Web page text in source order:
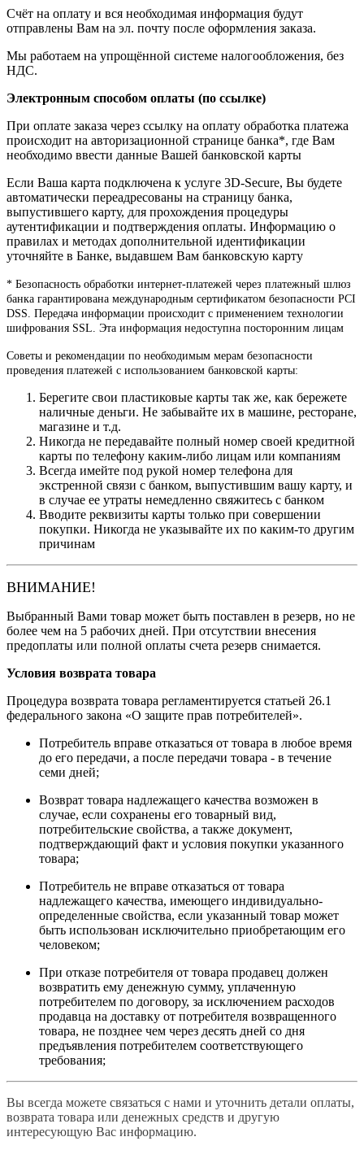
Счёт на оплату и вся необходимая информация будут
отправлены Вам на эл. почту после оформления заказа.
Мы работаем на упрощённой системе налогообложения, без
НДС.
Электронным способом оплаты (по ссылке)
При оплате заказа через ссылку на оплату обработка платежа
происходит на авторизационной странице банка*, где Вам
необходимо ввести данные Вашей банковской карты
Если Ваша карта подключена к услуге 3D-Secure, Вы будете
автоматически переадресованы на страницу банка,
выпустившего карту, для прохождения процедуры
аутентификации и подтверждения оплаты. Информацию о
правилах и методах дополнительной идентификации
уточняйте в Банке, выдавшем Вам банковскую карту
* Безопасность обработки интернет-платежей через платежный шлюз
банка гарантирована международным сертификатом безопасности PCI
DSS. Передача информации происходит с применением технологии
шифрования SSL. Эта информация недоступна посторонним лицам
Советы и рекомендации по необходимым мерам безопасности
проведения платежей с использованием банковской карты:
Берегите свои пластиковые карты так же, как бережете
наличные деньги. Не забывайте их в машине, ресторане,
магазине и т.д.
Никогда не передавайте полный номер своей кредитной
карты по телефону каким-либо лицам или компаниям
Всегда имейте под рукой номер телефона для
экстренной связи с банком, выпустившим вашу карту, и
в случае ее утраты немедленно свяжитесь с банком
Вводите реквизиты карты только при совершении
покупки. Никогда не указывайте их по каким-то другим
причинам
ВНИМАНИЕ!
Выбранный Вами товар может быть поставлен в резерв, но не
более чем на 5 рабочих дней. При отсутствии внесения
предоплаты или полной оплаты счета резерв снимается.
Условия возврата товара
Процедура возврата товара регламентируется статьей 26.1
федерального закона «О защите прав потребителей».
Потребитель вправе отказаться от товара в любое время
до его передачи, а после передачи товара - в течение
семи дней;
Возврат товара надлежащего качества возможен в
случае, если сохранены его товарный вид,
потребительские свойства, а также документ,
подтверждающий факт и условия покупки указанного
товара;
Потребитель не вправе отказаться от товара
надлежащего качества, имеющего индивидуально-
определенные свойства, если указанный товар может
быть использован исключительно приобретающим его
человеком;
При отказе потребителя от товара продавец должен
возвратить ему денежную сумму, уплаченную
потребителем по договору, за исключением расходов
продавца на доставку от потребителя возвращенного
товара, не позднее чем через десять дней со дня
предъявления потребителем соответствующего
требования;
Вы всегда можете связаться с нами и уточнить детали оплаты,
возврата товара или денежных средств и другую
интересующую Вас информацию.